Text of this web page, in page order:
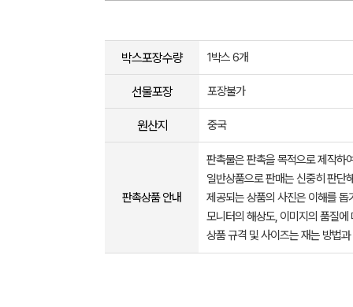
박스포장수량 1박스 6개
선물포장 포장불가
원산지 중국
판촉상품 안내
판촉물은 판촉을 목적으로 제작하
일반상품으로 판매는 신중히 판단
제공되는 상품의 사진은 이해를
모니터의 해상도, 이미지의 품질
상품 규격 및 사이즈는 재는 방법